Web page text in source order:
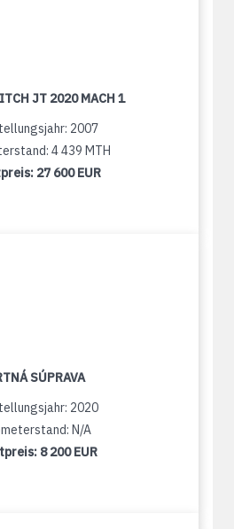
JT 2020 MACH 1
2007
4 439 MTH
27 600 EUR
SÚPRAVA
2020
N/A
8 200 EUR